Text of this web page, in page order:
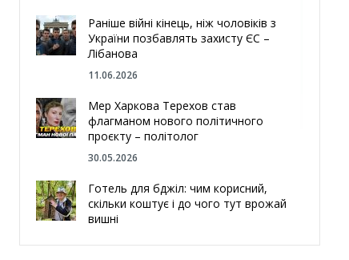
Раніше війні кінець, ніж чоловіків з
України позбавлять захисту ЄС –
Лібанова
11.06.2026
Мер Харкова Терехов став
флагманом нового політичного
проєкту – політолог
30.05.2026
Готель для бджіл: чим корисний,
скільки коштує і до чого тут врожай
вишні